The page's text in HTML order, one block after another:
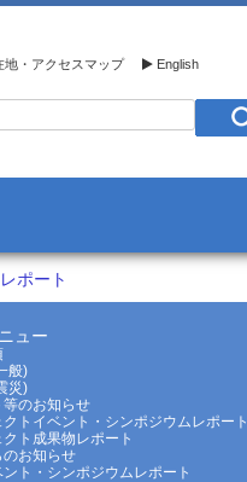
地・アクセスマップ English
ポート
ュー
般)
災)
等のお知らせ
クトイベント・シンポジウムレポート
ト成果物レポート
のお知らせ
ント・シンポジウムレポート